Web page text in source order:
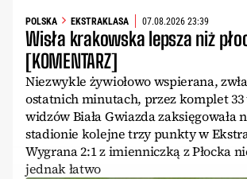
POLSKA EKSTRAKLASA 07.08.2026 23:39
Wisła krakowska lepsza niż
[KOMENTARZ]
Niezwykle żywiołowo wspierana,
ostatnich minutach, przez komplet 33
widzów Biała Gwiazda zaksięgowała
stadionie kolejne trzy punkty w
Wygrana 2:1 z imienniczką z Płocka
jednak łatwo